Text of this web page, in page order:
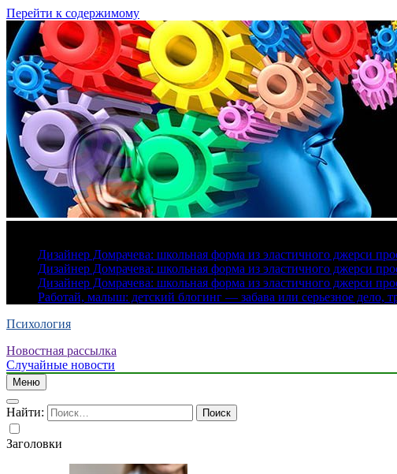
Перейти к содержимому
Дизайнер Домрачева: школьная форма из эластичного джерси
Дизайнер Домрачева: школьная форма из эластичного джерси
Дизайнер Домрачева: школьная форма из эластичного джерси
Работай, малыш: детский блогинг — забава или серьезное дело,
Психология
Новостная рассылка
Случайные новости
Меню
Найти:
Заголовки